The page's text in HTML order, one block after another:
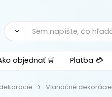
objednať 🛒 Platba 💳
Vianočné dekorácie